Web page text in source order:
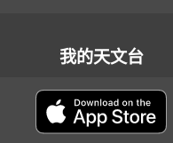
我的天文台